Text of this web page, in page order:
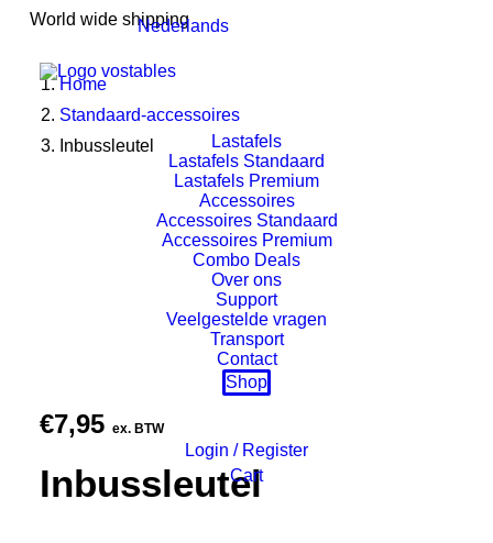
World wide shipping
Nederlands
Lastafels
Lastafels Standaard
Lastafels Premium
Accessoires
Accessoires Standaard
Accessoires Premium
Combo Deals
Over ons
Support
Veelgestelde vragen
Transport
Contact
Shop
Login / Register
Cart
Home
Standaard-accessoires
Inbussleutel
€7,95 ex. BTW
Inbussleutel